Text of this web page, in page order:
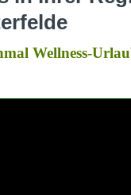
Wellness-